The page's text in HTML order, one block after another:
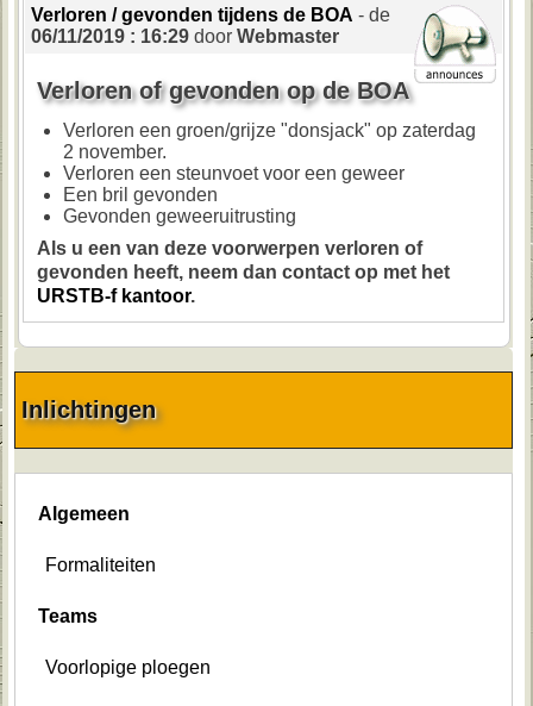
Inlichtingen
Algemeen
Formaliteiten
Teams
Voorlopige ploegen
Verloren / gevonden tijdens de BOA - de
06/11/2019 : 16:29door Webmaster
Verloren of gevonden op de BOA
Verloren een groen/grijze "donsjack" op zaterdag
2 november.
Verloren een steunvoet voor een geweer
Een bril gevonden
Gevonden geweeruitrusting
Als u een van deze voorwerpen verloren of
gevonden heeft, neem dan contact op met het
URSTB-f kantoor.